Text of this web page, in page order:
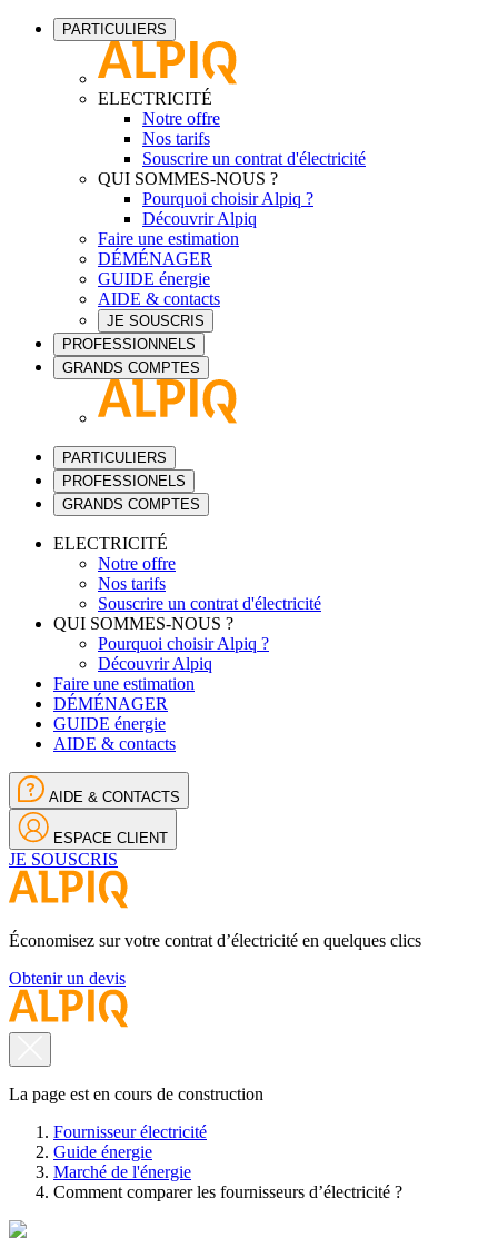
PARTICULIERS
ELECTRICITÉ
Notre offre
Nos tarifs
Souscrire un contrat d'électricité
QUI SOMMES-NOUS ?
Pourquoi choisir Alpiq ?
Découvrir Alpiq
Faire une estimation
DÉMÉNAGER
GUIDE énergie
AIDE & contacts
JE SOUSCRIS
PROFESSIONNELS
GRANDS COMPTES
PARTICULIERS
PROFESSIONELS
GRANDS COMPTES
ELECTRICITÉ
Notre offre
Nos tarifs
Souscrire un contrat d'électricité
QUI SOMMES-NOUS ?
Pourquoi choisir Alpiq ?
Découvrir Alpiq
Faire une estimation
DÉMÉNAGER
GUIDE énergie
AIDE & contacts
AIDE & CONTACTS
ESPACE CLIENT
JE SOUSCRIS
Économisez sur votre contrat d’électricité en quelques clics
Obtenir un devis
La page est en cours de construction
Fournisseur électricité
Guide énergie
Marché de l'énergie
Comment comparer les fournisseurs d’électricité ?